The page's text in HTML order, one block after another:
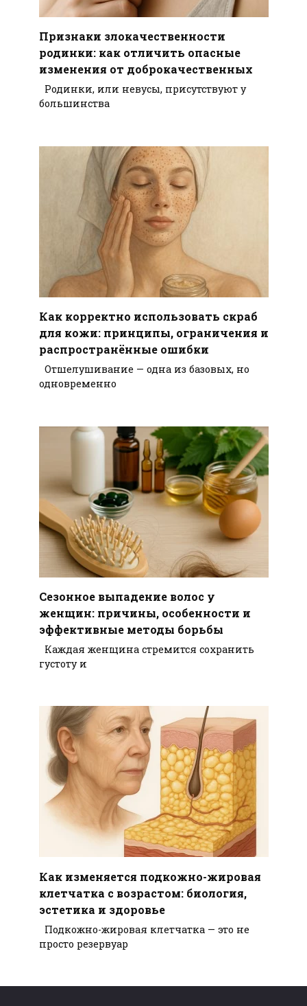
Признаки злокачественности
родинки: как отличить опасные
изменения от доброкачественных
Родинки, или невусы, присутствуют у
большинства
Как корректно использовать скраб
для кожи: принципы, ограничения и
распространённые ошибки
Отшелушивание — одна из базовых, но
одновременно
Сезонное выпадение волос у
женщин: причины, особенности и
эффективные методы борьбы
Каждая женщина стремится сохранить
густоту и
Как изменяется подкожно-жировая
клетчатка с возрастом: биология,
эстетика и здоровье
Подкожно-жировая клетчатка — это не
просто резервуар